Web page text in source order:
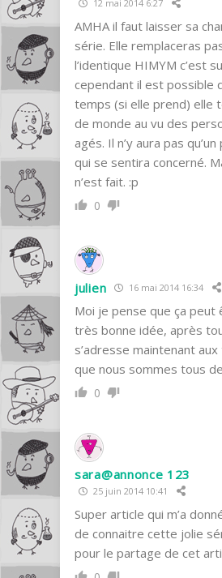
12 mai 2014 6:27
AMHA il faut laisser sa
série. Elle remplaceras
l’identique HIMYM c’est
cependant il est possible
temps (si elle prend) elle
de monde au vu des
agés. Il n’y aura pas
qui se sentira concerné.
n’est fait. :p
0
julien 16 mai 2014 16:34
Moi je pense que ça peut
très bonne idée, après
s’adresse maintenant
que nous sommes tous
0
sara@annonce 123
25 juin 2014 10:41
Super article qui m’a
de connaitre cette jolie
pour le partage de cet